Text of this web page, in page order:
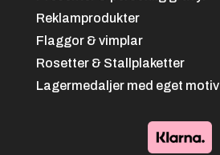
Reklamprodukter
Flaggor & vimplar
Rosetter & Stallplaketter
Lagermedaljer med eget motiv